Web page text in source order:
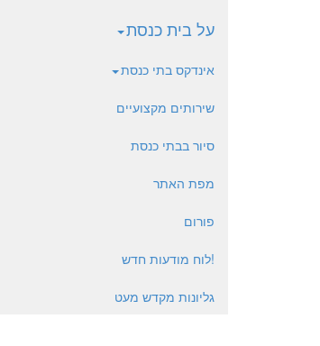
על בית כנסת
אינדקס בתי כנסת
שירותים מקצועיים
סיור בבתי כנסת
מפת האתר
פורום
!לוח מודעות חדש
גליונות מקדש מעט